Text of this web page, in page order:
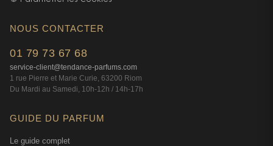
NOUS CONTACTER
01 79 73 67 68
service-client@tendance-parfums.com
1 rue Pierre et Marie Curie, 63200 Riom
Du Mardi au Samedi, 10h-12h / 14h-17h
GUIDE DU PARFUM
Le guide complet